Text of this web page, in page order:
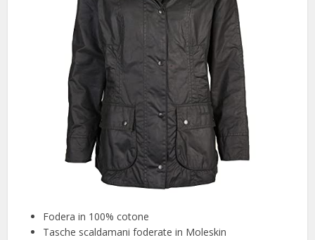
Fodera in 100% cotone
Tasche scaldamani foderate in Moleskin